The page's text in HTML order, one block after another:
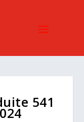
541